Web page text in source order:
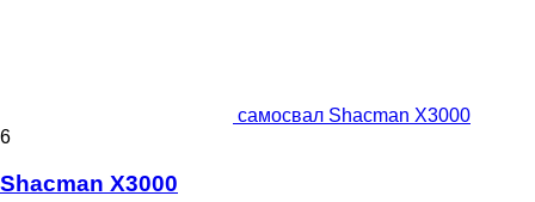
самосвал Shacman X3000
6
Shacman X3000